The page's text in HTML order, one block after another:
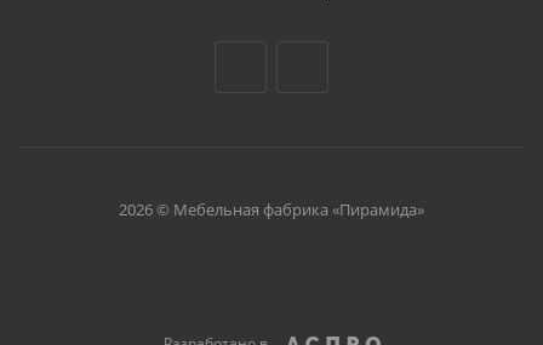
2026 © Мебельная фабрика «Пирамида»